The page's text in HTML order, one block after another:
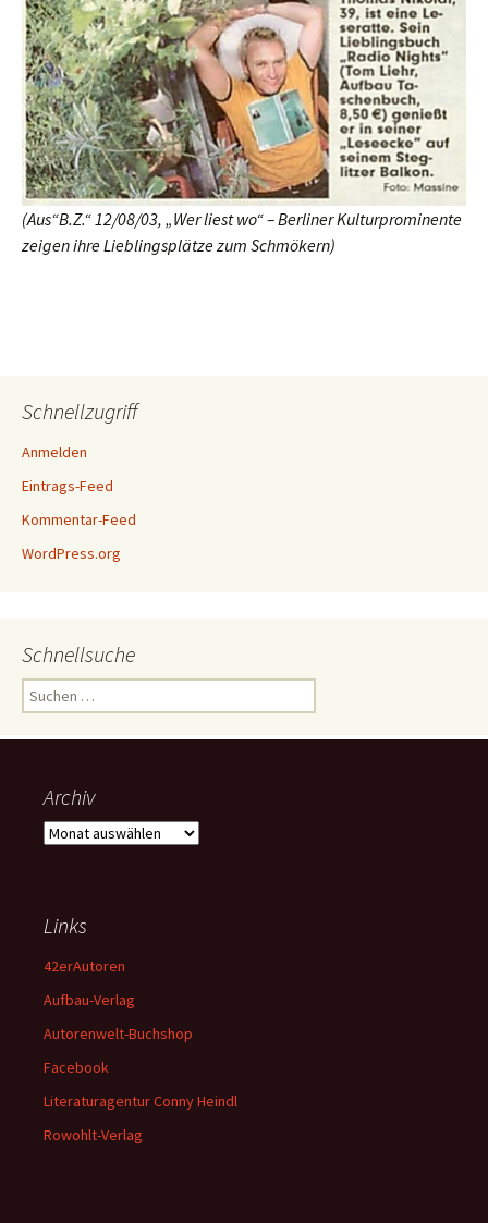
(Aus“B.Z.“ 12/08/03, „Wer liest wo“ – Berliner Kulturprominente
zeigen ihre Lieblingsplätze zum Schmökern)
Schnellzugriff
Anmelden
Eintrags-Feed
Kommentar-Feed
WordPress.org
Schnellsuche
Suchen
nach:
Archiv
Archiv
Links
42erAutoren
Aufbau-Verlag
Autorenwelt-Buchshop
Facebook
Literaturagentur Conny Heindl
Rowohlt-Verlag